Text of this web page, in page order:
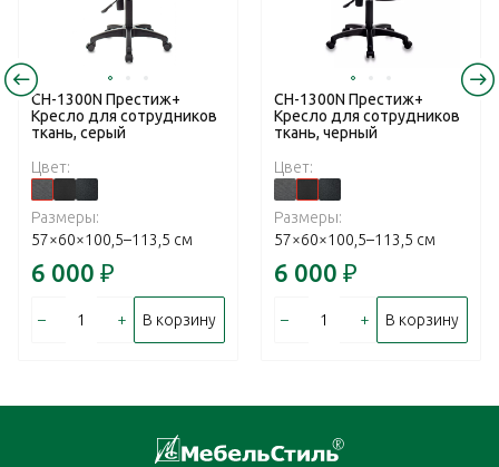
CH-1300N Престиж+
Кресло для сотрудников
ткань, серый
Цвет:
Размеры:
57×60×100,5–113,5 см
6 000 ₽
– + В корзину
CH-1300N Престиж+
Кресло для сотрудников
ткань, черный
Цвет:
Размеры:
57×60×100,5–113,5 см
6 000 ₽
– + В корзину